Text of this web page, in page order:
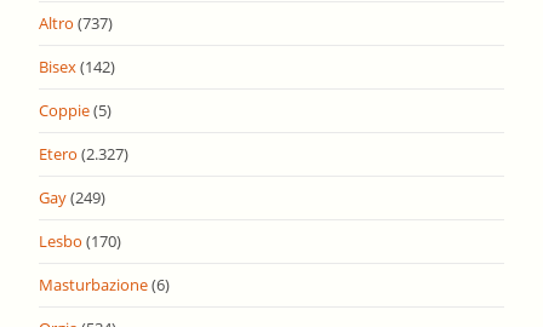
Altro (737)
Bisex(142)
Coppie(5)
Etero (2.327)
Gay(249)
Lesbo (170)
Masturbazione(6)